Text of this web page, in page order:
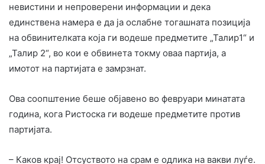
невистини и непроверени информации и дека
единствена намера е да ја ослабне тогашната позиција
на обвинителката која ги водеше предметите „Талир1“ и
„Талир 2“, во кои е обвинета токму оваа партија, а
имотот на партијата е замрзнат.
Ова соопштение беше објавено во февруари минатата
година, кога Ристоска ги водеше предметите против
партијата.
– Каков крај! Отсуството на срам е одлика на вакви луѓе.